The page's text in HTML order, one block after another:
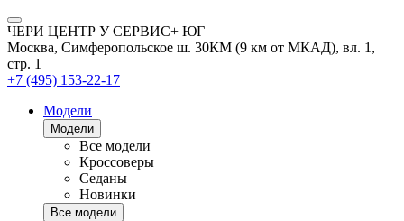
ЧЕРИ ЦЕНТР У СЕРВИС+ ЮГ
Москва, Симферопольское ш. 30КМ (9 км от МКАД), вл. 1,
стр. 1
+7 (495) 153-22-17
Модели
Модели
Все модели
Кроссоверы
Седаны
Новинки
Все модели